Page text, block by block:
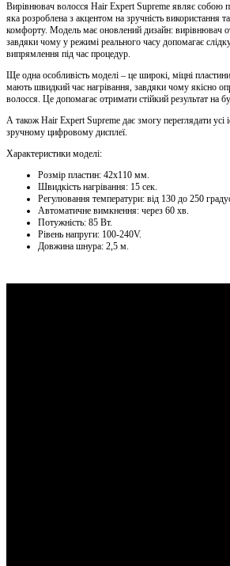
Вирівнювач волосся Hair Expert Supreme являє собою
яка розроблена з акцентом на зручність використання
комфорту. Модель має оновлений дизайн: вирівнювач
завдяки чому у режимі реального часу допомагає
випрямлення під час процедур.
Ще одна особливість моделі – це широкі, міцні
мають швидкий час нагрівання, завдяки чому якісно
волосся. Це допомагає отримати стійкий результат на
А також Hair Expert Supreme дає змогу переглядати усі
зручному цифровому дисплеї.
Характеристики моделі:
Розмір пластин: 42х110 мм.
Швидкість нагрівання: 15 сек.
Регулювання температури: від 130 до 250
Автоматичне вимкнення: через 60 хв.
Потужність: 85 Вт.
Рівень напруги: 100-240V.
Довжина шнура: 2,5 м.